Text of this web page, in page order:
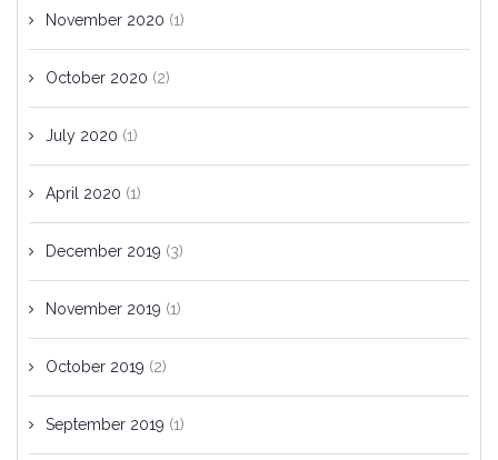
November 2020 (1)
October 2020 (2)
July 2020 (1)
April 2020 (1)
December 2019 (3)
November 2019 (1)
October 2019 (2)
September 2019 (1)